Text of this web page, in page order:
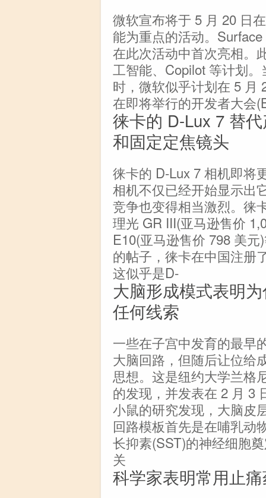
微软宣布将于 5 月 20 日
能为重点的活动。
在此次活动中首次亮相。
工智能、Copilot 等计划
时，微软似乎计划在 5 月
在即将举行的开发者大会
徕卡的 D-Lux 7 替
和固定定焦镜头
徕卡的 D-Lux 7 相机即将
相机不仅已经开始显示出
竞争也变得相当激烈。徕
理光 GR III(亚马逊售价
E10(亚马逊售价 798 美
的帖子，徕卡在中国注册
这似乎是D-
大脑形成模式表明
任何线索
一些在子宫中发育的最早
大脑回路，但随后让位给
思想。这是纽约大学兰格
的发现，并发表在 2 月 3
小鼠的研究发现，大脑皮
回路模板首先是在哺乳动
长抑素(SST)的神经细胞
关
科学家表明常用止